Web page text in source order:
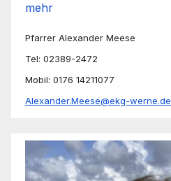
mehr
Pfarrer Alexander Meese
Tel: 02389-2472
Mobil: 0176 14211077
Alexander.Meese@ekg-werne.de